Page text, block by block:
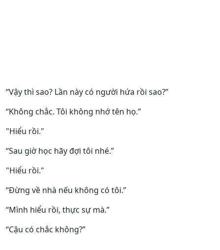
“Vậy thì sao? Lần này có người hứa rồi sao?”
“Không chắc. Tôi không nhớ tên họ.”
"Hiểu rồi."
“Sau giờ học hãy đợi tôi nhé.”
"Hiểu rồi."
“Đừng về nhà nếu không có tôi.”
“Mình hiểu rồi, thực sự mà.”
“Cậu có chắc không?”